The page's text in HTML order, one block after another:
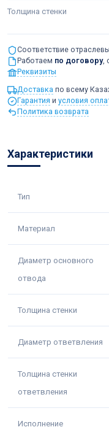
Толщина стенки
Соответствие
Работаем по договору,
Реквизиты
Доставка по всему
Гарантия и условия
Политика возврата
Характеристики
Тип
Материал
Диаметр основного
отвода
Толщина стенки
Диаметр ответвления
Толщина стенки
ответвления
Исполнение